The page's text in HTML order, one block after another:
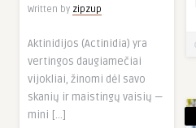
Written by zipzup
Aktinidijos (Actinidia) yra
vertingos daugiamečiai
vijokliai, žinomi dėl savo
skanių ir maistingų vaisių —
mini […]